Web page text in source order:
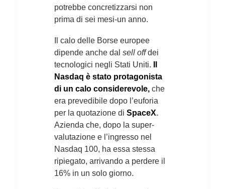
potrebbe concretizzarsi non
prima di sei mesi-un anno.
Il calo delle Borse europee
dipende anche dal sell offdei
tecnologici negli Stati Uniti.
Nasdaq è stato protagonista
di un calo considerevole, che
era prevedibile dopo l’euforia
per la quotazione di SpaceX.
Azienda che, dopo la super-
valutazione e l’ingresso nel
Nasdaq 100, ha essa stessa
ripiegato, arrivando a perdere il
16% in un solo giorno.